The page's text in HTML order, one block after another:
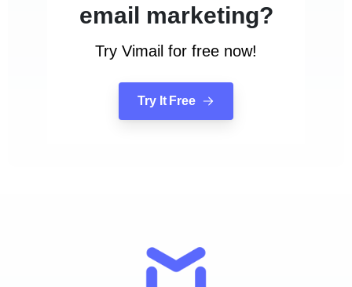
email marketing?
Try Vimail for free now!
Try It Free